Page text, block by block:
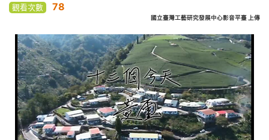
觀看次數 78
國立臺灣工藝研究發展中心影音平臺 上傳